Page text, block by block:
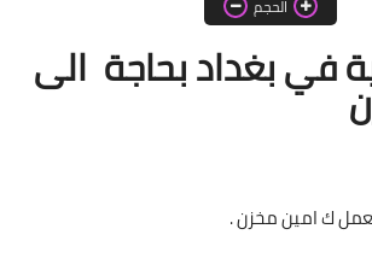
اخبار الطلبة
الاخبار العامة
الحجم
في بغداد بحاجة الى